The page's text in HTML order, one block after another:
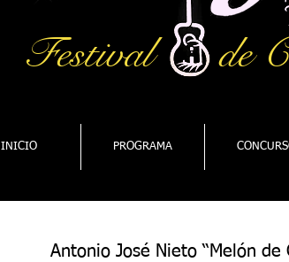
Festival de
INICIO PROGRAMA
Antonio José Nieto “Melón de